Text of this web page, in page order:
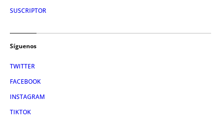
SUSCRIPTOR
Síguenos
TWITTER
FACEBOOK
INSTAGRAM
TIKTOK